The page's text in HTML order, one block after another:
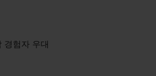
경험자 우대